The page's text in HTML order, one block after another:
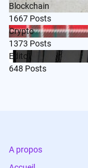
Blockchain
1667 Posts
Crypto
1373 Posts
Edito
648 Posts
A propos